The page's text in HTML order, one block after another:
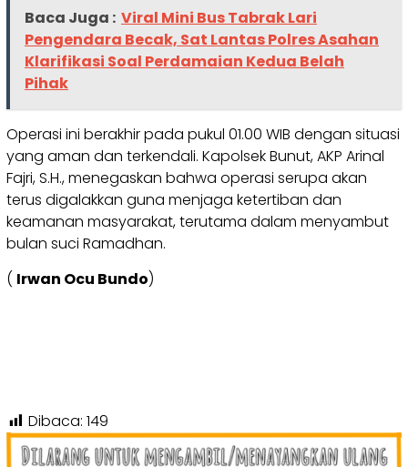
Baca Juga : Viral Mini Bus Tabrak Lari
Pengendara Becak, Sat Lantas Polres Asahan
Klarifikasi Soal Perdamaian Kedua Belah
Pihak
Operasi ini berakhir pada pukul 01.00 WIB dengan situasi
yang aman dan terkendali. Kapolsek Bunut, AKP Arinal
Fajri, S.H., menegaskan bahwa operasi serupa akan
terus digalakkan guna menjaga ketertiban dan
keamanan masyarakat, terutama dalam menyambut
bulan suci Ramadhan.
( Irwan Ocu Bundo)
Dibaca: 149